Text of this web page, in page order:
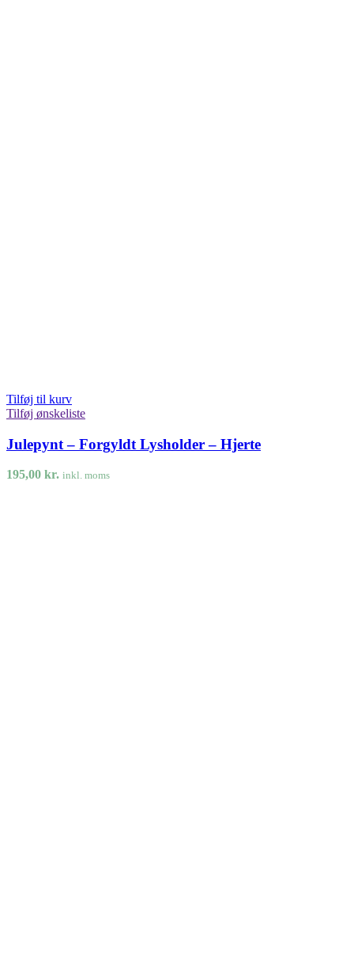
Tilføj til kurv
Tilføj ønskeliste
Julepynt – Forgyldt Lysholder – Hjerte
195,00 kr. inkl. moms